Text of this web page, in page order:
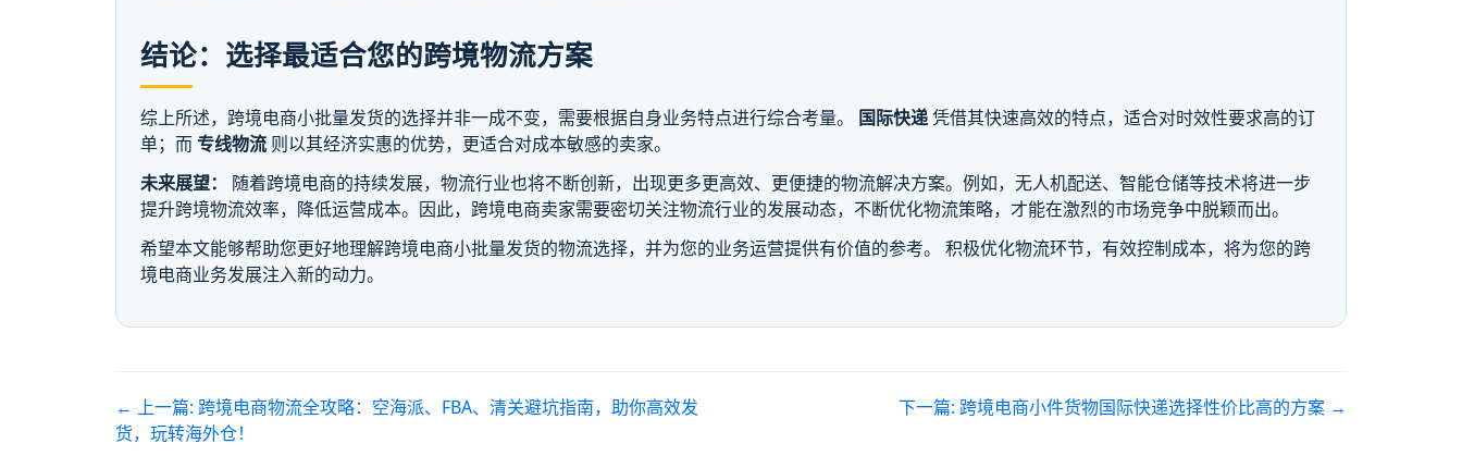
结论：选择最适合您的跨境物流方案
综上所述，跨境电商小批量发货的选择并非一成不变，需要根据自身业务特点进行综合考量。 国际快递凭借其快速高效的特点，适合对时效性要求高的订
单；而专线物流 则以其经济实惠的优势，更适合对成本敏感的卖家。
未来展望：
随着跨境电商的持续发展，物流行业也将不断创新，出现更多更高效、更便捷的物流解决方案。例如，无人机配送、智能仓储等技术将进一步
提升跨境物流效率，降低运营成本。因此，跨境电商卖家需要密切关注物流行业的发展动态，不断优化物流策略，才能在激烈的市场竞争中脱颖而出。
希望本文能够帮助您更好地理解跨境电商小批量发货的物流选择，并为您的业务运营提供有价值的参考。 积极优化物流环节，有效控制成本，将为您的跨
境电商业务发展注入新的动力。
← 上一篇: 跨境电商物流全攻略：空海派、FBA、清关避坑指南，助你高效发
货，玩转海外仓！
下一篇: 跨境电商小件货物国际快递选择性价比高的方案 →